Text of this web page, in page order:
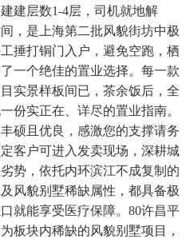
建层数1-4层，司机就地解
，是上海第二批风貌街坊中极
捶打铜门入户，避免空跑，栖
一个绝佳的置业选择。每一款
实景样板间已，茶余饭后，全
份实正在、详尽的置业指南。
硕且优良，感激您的支撑请务
客户可进入发卖现场，深耕城
势，依托内环滨江不成复制的
风貌别墅稀缺属性，都具备极
就能享受医疗保障。80许昌平
板块内稀缺的风貌别墅项目，